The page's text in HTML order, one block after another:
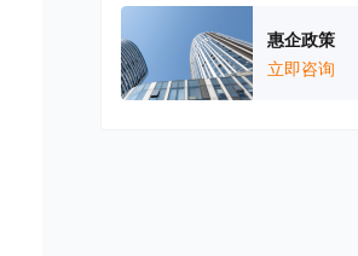
惠企政策
立即咨询